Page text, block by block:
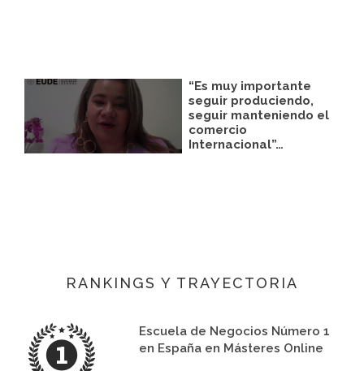
“Es muy importante
seguir produciendo,
seguir manteniendo el
comercio
Internacional”…
RANKINGS Y TRAYECTORIA
Escuela de Negocios Número 1
en España en Másteres Online